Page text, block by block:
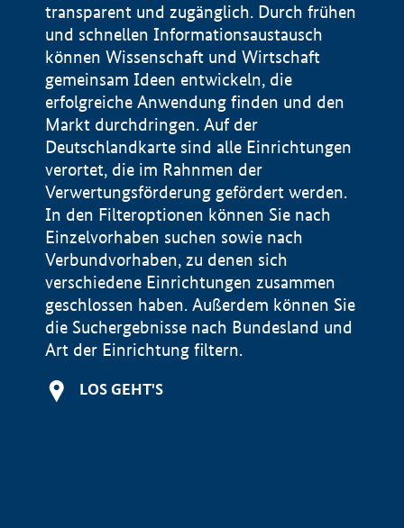
transparent und zugänglich. Durch frühen
und schnellen Informationsaustausch
können Wissenschaft und Wirtschaft
gemeinsam Ideen entwickeln, die
erfolgreiche Anwendung finden und den
Markt durchdringen. Auf der
Deutschlandkarte sind alle Einrichtungen
verortet, die im Rahnmen der
Verwertungsförderung gefördert werden.
In den Filteroptionen können Sie nach
Einzelvorhaben suchen sowie nach
Verbundvorhaben, zu denen sich
verschiedene Einrichtungen zusammen
geschlossen haben. Außerdem können Sie
die Suchergebnisse nach Bundesland und
Art der Einrichtung filtern.
LOS GEHT'S